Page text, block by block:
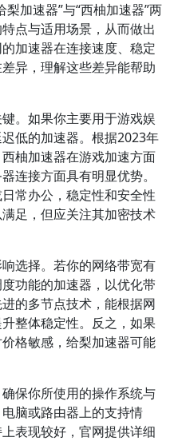
梨加速器”与“西柚加速器”两
点与适用场景，从而做出
加速器在连接速度、稳定
异，理解这些差异能帮助
。如果你主要用于游戏娱
低的加速器。根据2023年
西柚加速器在游戏加速方面
连接方面具有明显优势。
常办公，稳定性和安全性
足，但应关注其加密技术
选择。若你的网络带宽有
功能的加速器，以优化带
的多节点技术，能根据网
整体稳定性。反之，如果
格敏感，给梨加速器可能
保你所使用的操作系统与
脑或路由器上的支持情
表现较好，官网提供详细